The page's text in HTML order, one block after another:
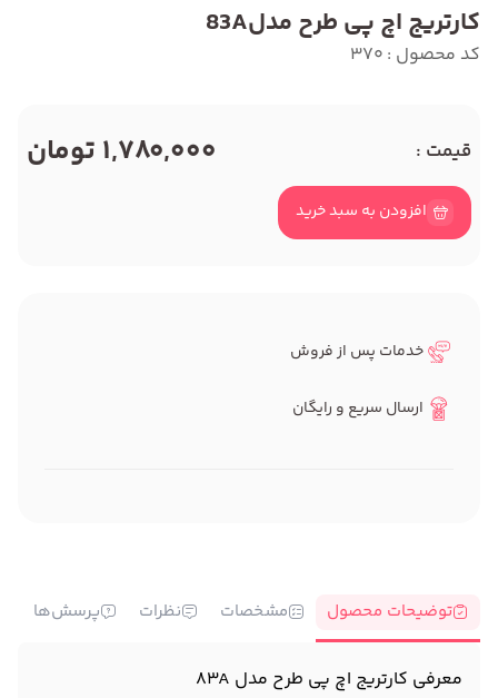
کارتریج اچ پی طرح مدل83A
کد محصول : 370
قیمت : 1,780,000 تومان
افزودن به سبد خرید
خدمات پس از فروش
ارسال سریع و رایگان
توضیحات محصول مشخصات نظرات پرسش‌ها
معرفی کارتریج اچ پی طرح مدل 83A